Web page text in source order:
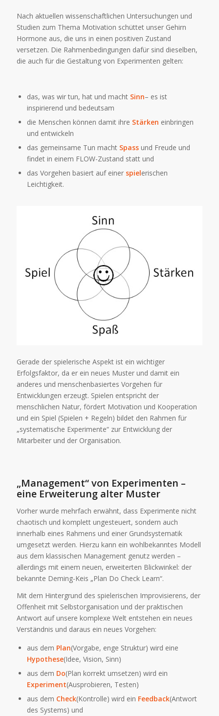
Nach aktuellen wissenschaftlichen Untersuchungen und
Studien zum Thema Motivation schüttet unser Gehirn
Hormone aus, die uns in einen positiven Zustand
versetzen. Die Rahmenbedingungen dafür sind dieselben,
die auch für die Gestaltung von Experimenten gelten:
das, was wir tun, hat und macht Sinn– es ist
inspirierend und bedeutsam
die Menschen können damit ihre Stärken einbringen
und entwickeln
das gemeinsame Tun macht Spass und Freude und
findet in einem FLOW-Zustand statt und
das Vorgehen basiert auf einer spielerischen
Leichtigkeit.
Gerade der spielerische Aspekt ist ein wichtiger
Erfolgsfaktor, da er ein neues Muster und damit ein
anderes und menschenbasiertes Vorgehen für
Entwicklungen erzeugt. Spielen entspricht der
menschlichen Natur, fördert Motivation und Kooperation
und ein Spiel (Spielen + Regeln) bildet den Rahmen für
„systematische Experimente“ zur Entwicklung der
Mitarbeiter und der Organisation.
„Management“ von Experimenten –
eine Erweiterung alter Muster
Vorher wurde mehrfach erwähnt, dass Experimente nicht
chaotisch und komplett ungesteuert, sondern auch
innerhalb eines Rahmens und einer Grundsystematik
umgesetzt werden. Hierzu kann ein wohlbekanntes Modell
aus dem klassischen Management genutz werden –
allerdings mit einem neuen, erweiterten Blickwinkel: der
bekannte Deming-Keis „Plan Do Check Learn“.
Mit dem Hintergrund des spielerischen Improvisierens, der
Offenheit mit Selbstorganisation und der praktischen
Antwort auf unsere komplexe Welt entstehen ein neues
Verständnis und daraus ein neues Vorgehen:
aus dem Plan(Vorgabe, enge Struktur) wird eine
Hypothese(Idee, Vision, Sinn)
aus dem Do(Plan korrekt umsetzen) wird ein
Experiment(Ausprobieren, Testen)
aus dem Check(Kontrolle) wird ein Feedback(Antwort
des Systems) und